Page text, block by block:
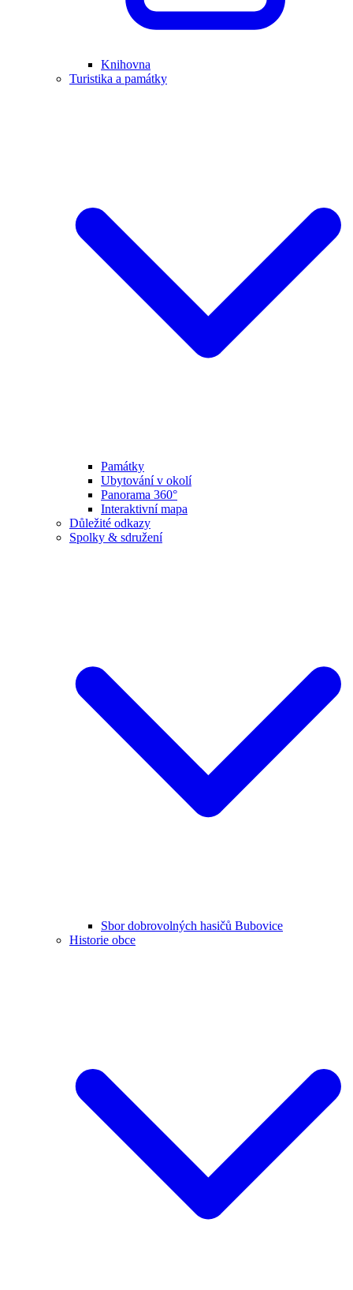
Knihovna
Turistika a památky
Památky
Ubytování v okolí
Panorama 360°
Interaktivní mapa
Důležité odkazy
Spolky & sdružení
Sbor dobrovolných hasičů Bubovice
Historie obce